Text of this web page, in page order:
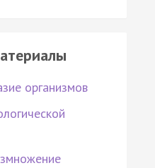
организмов